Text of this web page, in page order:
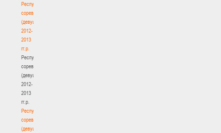
Республиканские
соревнования
(девушки)
2012-
2013
гг.р.
Республиканские
соревнования
(девушки)
2012-
2013
гг.р.
Республиканские
соревнования
(девушки)